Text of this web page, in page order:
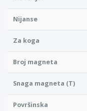
Nijanse
Za koga
Broj magneta
Snaga magneta (T)
Površinska